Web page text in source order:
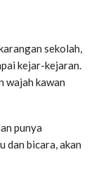
sekolah,
kejar-kejaran.
wajah kawan
punya
dan bicara, akan